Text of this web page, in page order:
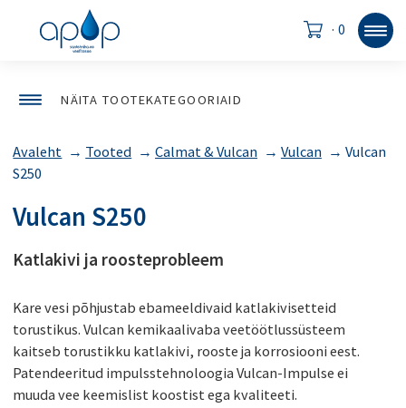
· 0
NÄITA TOOTEKATEGOORIAID
Avaleht → Tooted →Calmat & Vulcan → Vulcan → Vulcan
S250
Vulcan S250
Katlakivi ja roosteprobleem
Kare vesi põhjustab ebameeldivaid katlakivisetteid
torustikus. Vulcan kemikaalivaba veetöötlussüsteem
kaitseb torustikku katlakivi, rooste ja korrosiooni eest.
Patendeeritud impulsstehnoloogia Vulcan-Impulse ei
muuda vee keemislist koostist ega kvaliteeti.